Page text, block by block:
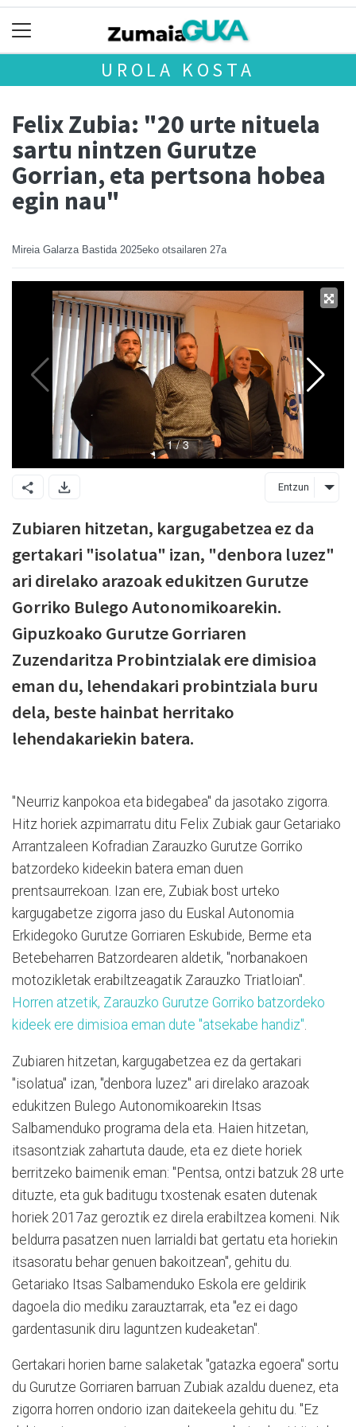
UROLA KOSTA
Felix Zubia: "20 urte nituela
sartu nintzen Gurutze
Gorrian, eta pertsona hobea
egin nau"
Mireia Galarza Bastida 2025eko otsailaren 27a
Entzun
Zubiaren hitzetan, kargugabetzea ez da
gertakari "isolatua" izan, "denbora luzez"
ari direlako arazoak edukitzen Gurutze
Gorriko Bulego Autonomikoarekin.
Gipuzkoako Gurutze Gorriaren
Zuzendaritza Probintzialak ere dimisioa
eman du, lehendakari probintziala buru
dela, beste hainbat herritako
lehendakariekin batera.
"Neurriz kanpokoa eta bidegabea" da jasotako zigorra.
Hitz horiek azpimarratu ditu Felix Zubiak gaur Getariako
Arrantzaleen Kofradian Zarauzko Gurutze Gorriko
batzordeko kideekin batera eman duen
prentsaurrekoan. Izan ere, Zubiak bost urteko
kargugabetze zigorra jaso du Euskal Autonomia
Erkidegoko Gurutze Gorriaren Eskubide, Berme eta
Betebeharren Batzordearen aldetik, "norbanakoen
motozikletak erabiltzeagatik Zarauzko Triatloian".
Horren atzetik, Zarauzko Gurutze Gorriko batzordeko
kideek ere dimisioa eman dute "atsekabe handiz".
Zubiaren hitzetan, kargugabetzea ez da gertakari
"isolatua" izan, "denbora luzez" ari direlako arazoak
edukitzen Bulego Autonomikoarekin Itsas
Salbamenduko programa dela eta. Haien hitzetan,
itsasontziak zahartuta daude, eta ez diete horiek
berritzeko baimenik eman: "Pentsa, ontzi batzuk 28 urte
dituzte, eta guk baditugu txostenak esaten dutenak
horiek 2017az geroztik ez direla erabiltzea komeni. Nik
beldurra pasatzen nuen larrialdi bat gertatu eta horiekin
itsasoratu behar genuen bakoitzean", gehitu du.
Getariako Itsas Salbamenduko Eskola ere geldirik
dagoela dio mediku zarauztarrak, eta "ez ei dago
gardentasunik diru laguntzen kudeaketan".
Gertakari horien barne salaketak "gatazka egoera" sortu
du Gurutze Gorriaren barruan Zubiak azaldu duenez, eta
zigorra horren ondorio izan daitekeela gehitu du. "Ez